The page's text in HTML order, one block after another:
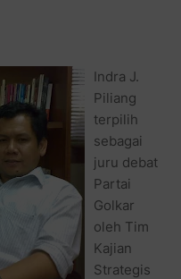
Indra J.
Piliang
terpilih
sebagai
juru debat
Partai
Golkar
oleh Tim
Kajian
Strategis